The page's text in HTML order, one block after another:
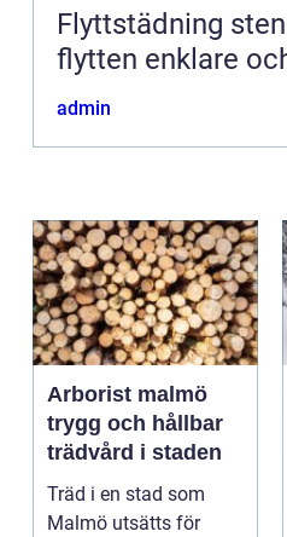
Flyttstädning
flytten enklare
admin
Arborist malmö
trygg och hållbar
trädvård i staden
Träd i en stad som
Malmö utsätts för